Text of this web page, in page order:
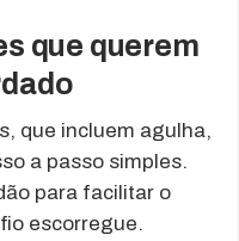
que querem
que incluem agulha,
a passo simples.
para facilitar o
escorregue.